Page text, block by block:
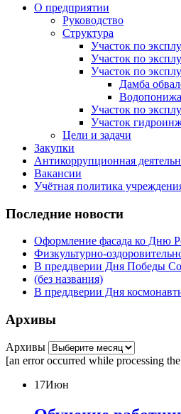
О предприятии
Руководство
Структура
Участок по
Участок по
Участок по
Дамба
Участок по
Участок
Цели и задачи
Закупки
Антикоррупционная
Вакансии
Учётная политика
Последние новости
Оформление фасада ко Дню
Физкультурно-
В преддверии Дня Победы
(без названия)
В преддверии Дня
Архивы
Архивы
[an error occurred while processing
17Июн